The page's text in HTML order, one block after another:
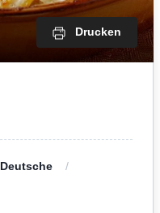
Drucken
Deutsche